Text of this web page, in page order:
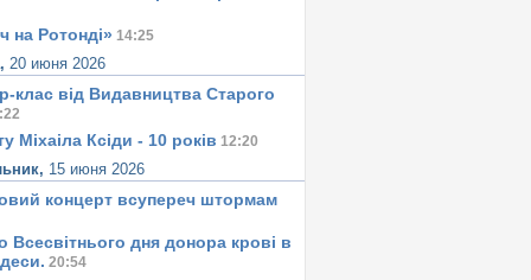
на Ротонді» 14:25
20 июня 2026
клас від Видавництва Старого
Міхаіла Ксіди - 10 років 12:20
15 июня 2026
концерт всупереч штормам
Всесвітнього дня донора крові в
20:54